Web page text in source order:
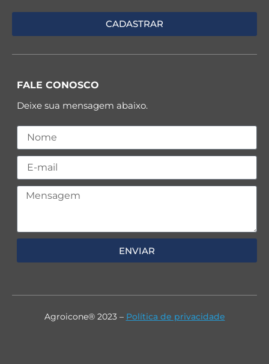
FALE CONOSCO
Deixe sua mensagem abaixo.
ENVIAR
Agroicone® 2023 – Política de privacidade